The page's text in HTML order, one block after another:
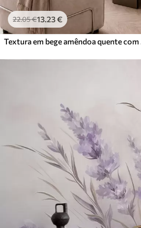
22.05€13 .23€